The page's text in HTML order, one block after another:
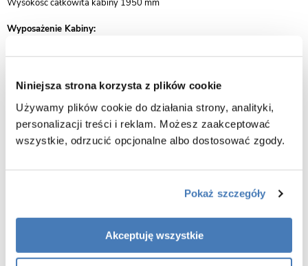
Niniejsza strona korzysta z plików cookie
Używamy plików cookie do działania strony, analityki,
personalizacji treści i reklam. Możesz zaakceptować
wszystkie, odrzucić opcjonalne albo dostosować zgody.
Pokaż szczegóły
Akceptuję wszystkie
Wysokość całkowita kabiny 1950 mm
Wyposażenie Kabiny:
Wszystko to co na zdjęciach tj. brodzik, szyby tylne, ścianki, bateria, cały
PRZEDNIE PRZYCIEMNIONE W KOLORZE "GREY"
TYLNE ŚCIANY ZE SZKŁA HARTOWANEGO CZARNEGO (NIC NIE
WIDAĆ CO JEST ZA ŚCIANKAMI)
BRODZIK AKRYLOWY
PRZÓD JAK I TYŁ KABINY JEST SZKLANY
wielofunkcyjna słuchawka prysznicowa
przełącznik zmiany intensywności wody
regulator ciepłej/zimnej wody